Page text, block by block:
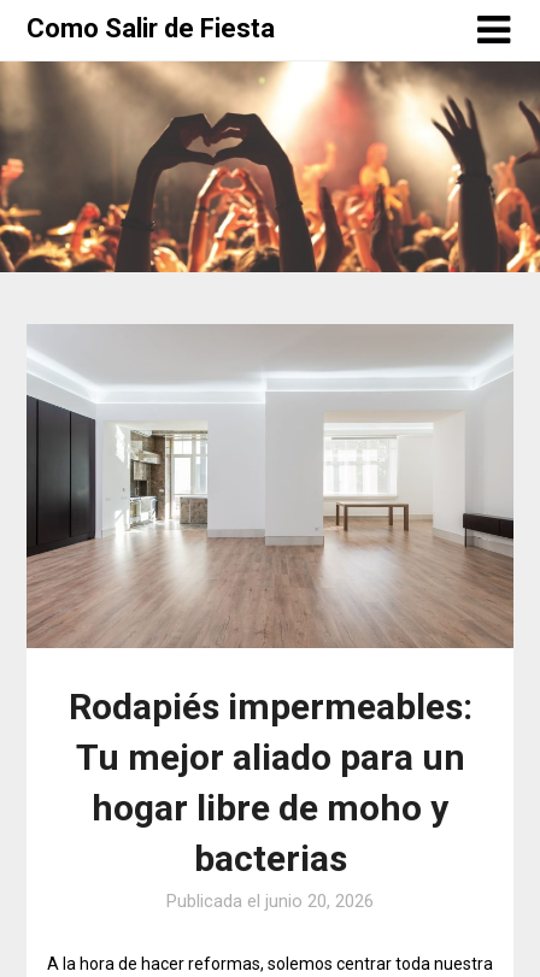
Como Salir de Fiesta
Rodapiés impermeables:
Tu mejor aliado para un
hogar libre de moho y
bacterias
Publicada el junio 20, 2026
A la hora de hacer reformas, solemos centrar toda nuestra